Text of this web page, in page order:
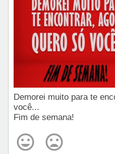
Demorei muito para te
você...
Fim de semana!